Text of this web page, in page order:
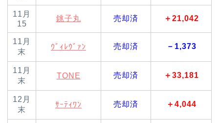
11月
15
銚子丸 売却済 ＋21,042
11月
末
ｳﾞｨﾚｳﾞｧﾝ 売却済 －1,373
11月
末
TONE 売却済 ＋33,181
12月
末
ｻｰﾃｨﾜﾝ 売却済 ＋4,044